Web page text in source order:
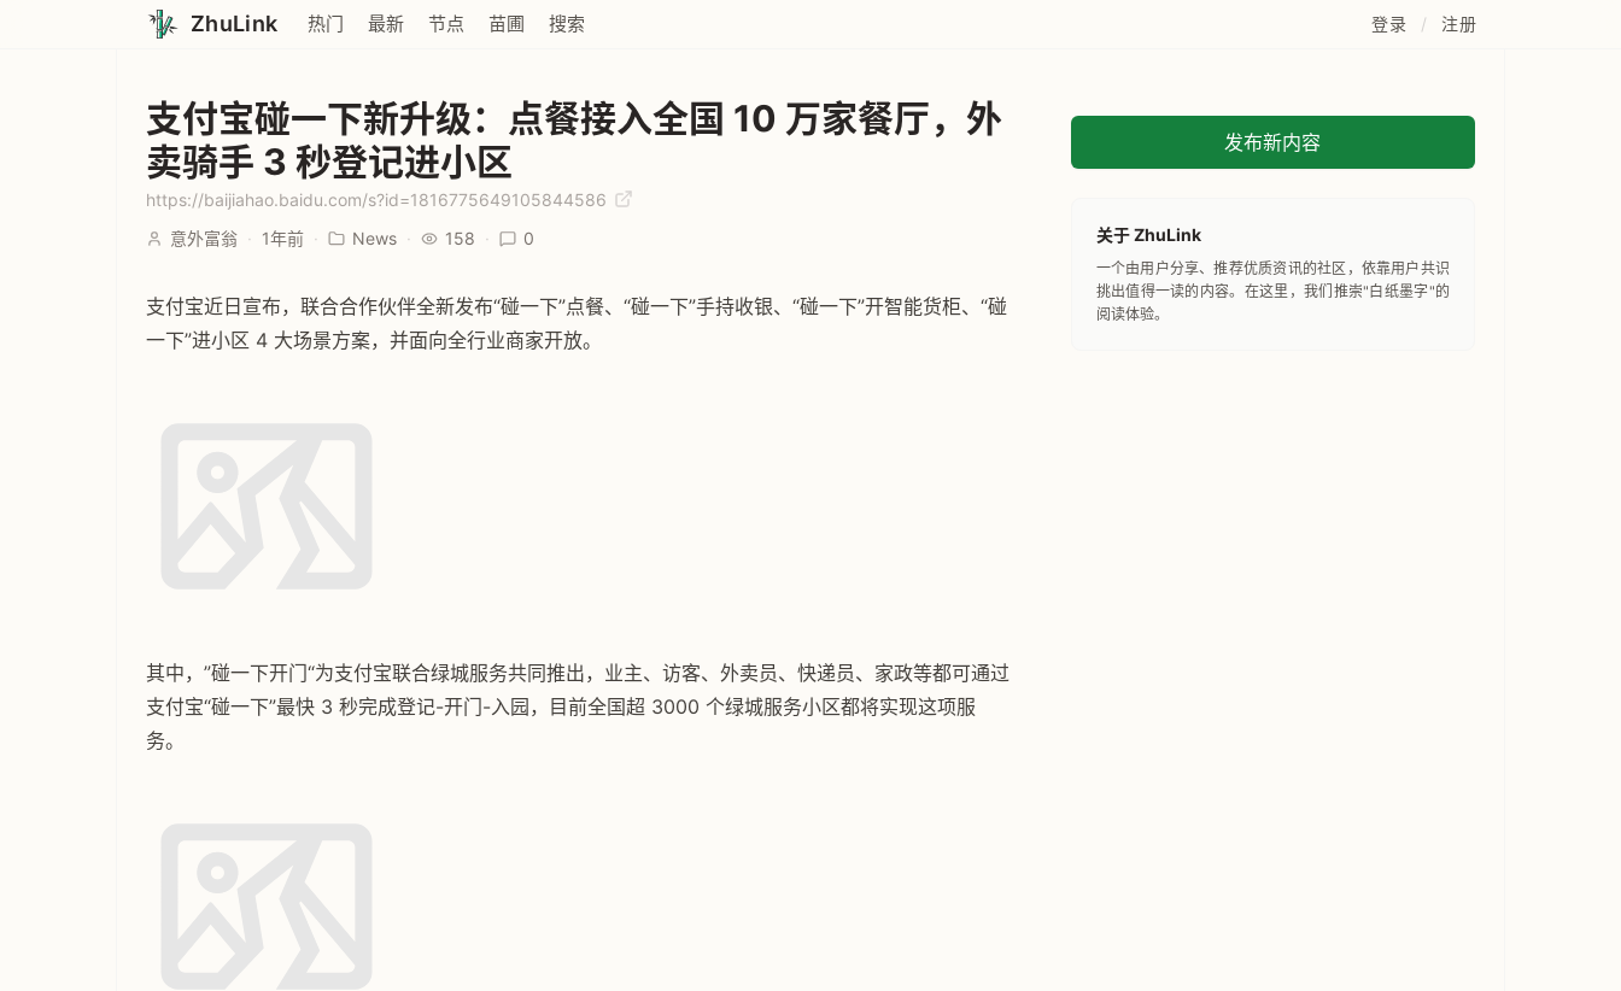
ZhuLink 热门 最新 节点 苗圃 搜索 登录 / 注册
支付宝碰一下新升级：点餐接入全国 10 万家餐厅，外
卖骑手 3 秒登记进小区
https://baijiahao.baidu.com/s?id=1816775649105844586
意外富翁 · 1年前 · News · 158 · 0
支付宝近日宣布，联合合作伙伴全新发布“碰一下”点餐、“碰一下”手持收银、“碰一下”开智能货柜、“碰
一下”进小区 4 大场景方案，并面向全行业商家开放。
其中，”碰一下开门“为支付宝联合绿城服务共同推出，业主、访客、外卖员、快递员、家政等都可通过
支付宝“碰一下”最快 3 秒完成登记-开门-入园，目前全国超 3000 个绿城服务小区都将实现这项服
务。
发布新内容
关于 ZhuLink
一个由用户分享、推荐优质资讯的社区，依靠用户共识
挑出值得一读的内容。在这里，我们推崇"白纸墨字"的
阅读体验。